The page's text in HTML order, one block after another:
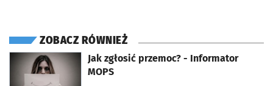
ZOBACZ RÓWNIEŻ
Jak zgłosić przemoc? - Informator
MOPS
otworzy się w nowej karcie